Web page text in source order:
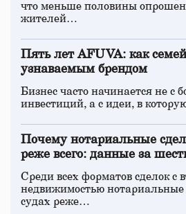
что меньше половины
жителей…
Пять лет AFUVA: как
узнаваемым брендом
Бизнес часто начинается не с
инвестиций, а с идеи, в
Почему нотариальные
реже всего: данные за
Среди всех форматов сделок с
недвижимостью нотариальные
судах реже…